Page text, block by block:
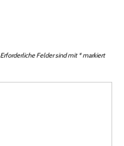
Erforderliche Felder sind mit *markiert